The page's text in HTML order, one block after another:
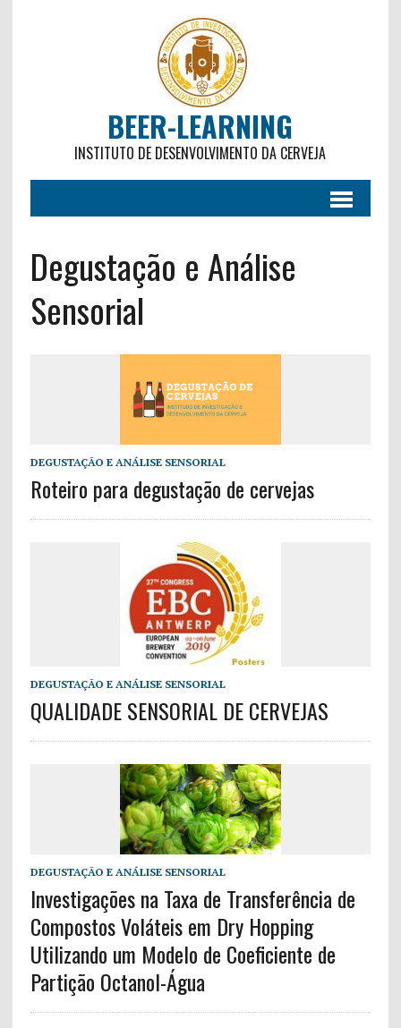
BEER-LEARNING
INSTITUTO DE DESENVOLVIMENTO DA CERVEJA
Degustação e Análise
Sensorial
DEGUSTAÇÃO E ANÁLISE SENSORIAL
Roteiro para degustação de cervejas
DEGUSTAÇÃO E ANÁLISE SENSORIAL
QUALIDADE SENSORIAL DE CERVEJAS
DEGUSTAÇÃO E ANÁLISE SENSORIAL
Investigações na Taxa de Transferência de
Compostos Voláteis em Dry Hopping
Utilizando um Modelo de Coeficiente de
Partição Octanol-Água